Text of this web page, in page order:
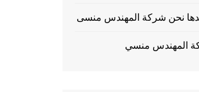
نحن شركة المهندس منسى
المهندس منسي